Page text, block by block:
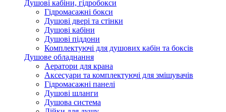
Душові кабіни, гідробокси
Гідромасажні бокси
Душові двері та стінки
Душові кабіни
Душові піддони
Комплектуючі для душових кабін та боксів
Душове обладнання
Аератори для крана
Аксесуари та комплектуючі для змішувачів
Гідромасажні панелі
Душові шланги
Душова система